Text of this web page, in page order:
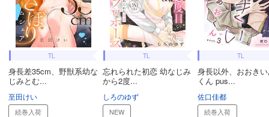
TL
身長差35cm、野獣系幼な
じみとむ...
至田けい
続巻入荷
TL
忘れられた初恋 幼なじみ
から2度...
しろのゆず
NEW
TL
身長以外、おおき
くん pus...
佐口佳都
続巻入荷